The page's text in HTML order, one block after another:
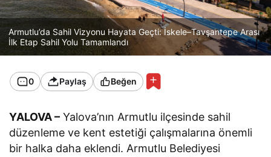
Armutlu’da Sahil Vizyonu Hayata Geçti: İskele–Tavşantepe Arası
İlk Etap Sahil Yolu Tamamlandı
0 Paylaş Beğen
YALOVA – Yalova’nın Armutlu ilçesinde sahil
düzenleme ve kent estetiği çalışmalarına önemli
bir halka daha eklendi. Armutlu Belediyesi